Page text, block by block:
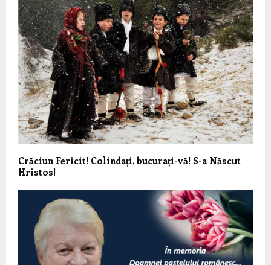
Crăciun Fericit! Colindați, bucurați-vă! S-a Născut
Hristos!